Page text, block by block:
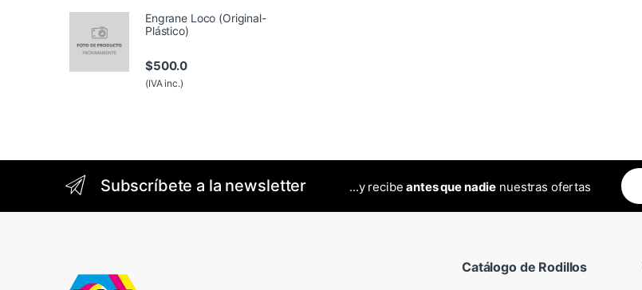
Engrane Loco (Original-
Plástico)
$500.0
(IVA inc.)
Brands CarouselSubscríbete a la newsletter ...y recibeantes que nadie nuestras ofertas
Catálogo de Rodillos